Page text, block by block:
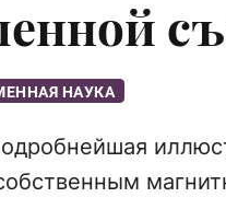
НАУКА